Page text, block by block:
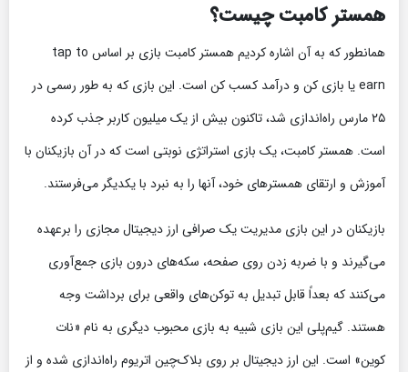
همستر کامبت چیست؟
همانطور که به آن اشاره کردیم همستر کامبت بازی بر اساس tap to
earn یا بازی کن و درآمد کسب کن است. این بازی که به طور رسمی در
۲۵ مارس راه‌اندازی شد، تاکنون بیش از یک میلیون کاربر جذب کرده
است. همستر کامبت، یک بازی استراتژی نوبتی است که در آن بازیکنان با
آموزش و ارتقای همسترهای خود، آنها را به نبرد با یکدیگر می‌فرستند.
بازیکنان در این بازی مدیریت یک صرافی ارز دیجیتال مجازی را برعهده
می‌گیرند و با ضربه زدن روی صفحه، سکه‌های درون بازی جمع‌آوری
می‌کنند که بعداً قابل تبدیل به توکن‌های واقعی برای برداشت وجه
هستند. گیم‌پلی این بازی شبیه به بازی محبوب دیگری به نام «نات
کوین» است. این ارز دیجیتال بر روی بلاک‌چین اتریوم راه‌اندازی شده و از